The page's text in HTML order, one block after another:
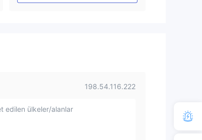
198.54.116.222
edilen ülkeler/alanlar